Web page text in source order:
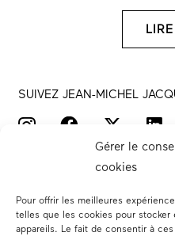
Gérer le
cookies
Pour offrir les meilleures
telles que les cookies pour
appareils. Le fait de consentir à
SUIVEZ JEAN-MICHEL